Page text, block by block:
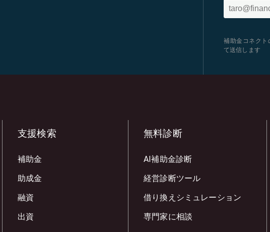
補助金コネクト
て送信します
支援検索
補助金
助成金
融資
出資
無料診断
AI補助金診断
経営診断ツール
借り換えシミュレーション
専門家に相談